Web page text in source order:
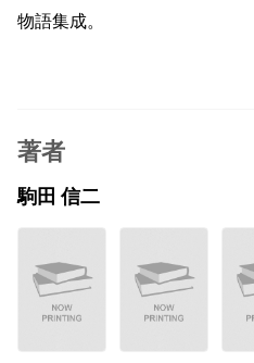
物語集成。
著者
駒田 信二